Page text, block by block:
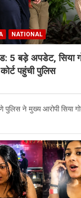
NATIONAL
5 बड़े अपडेट, सिया
पहुंची पुलिस
पुलिस ने मुख्य आरोपी सिया